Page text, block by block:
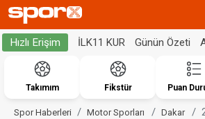
Hızlı Erişim İLK11 KUR Günün Özeti
Takımım Fikstür Puan
Spor Haberleri Motor Sporları Dakar